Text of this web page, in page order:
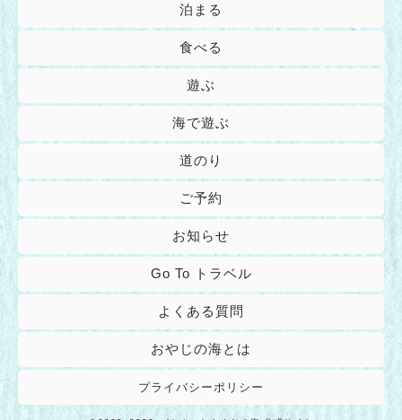
泊まる
食べる
遊ぶ
海で遊ぶ
道のり
ご予約
お知らせ
Go To トラベル
よくある質問
おやじの海とは
プライバシーポリシー